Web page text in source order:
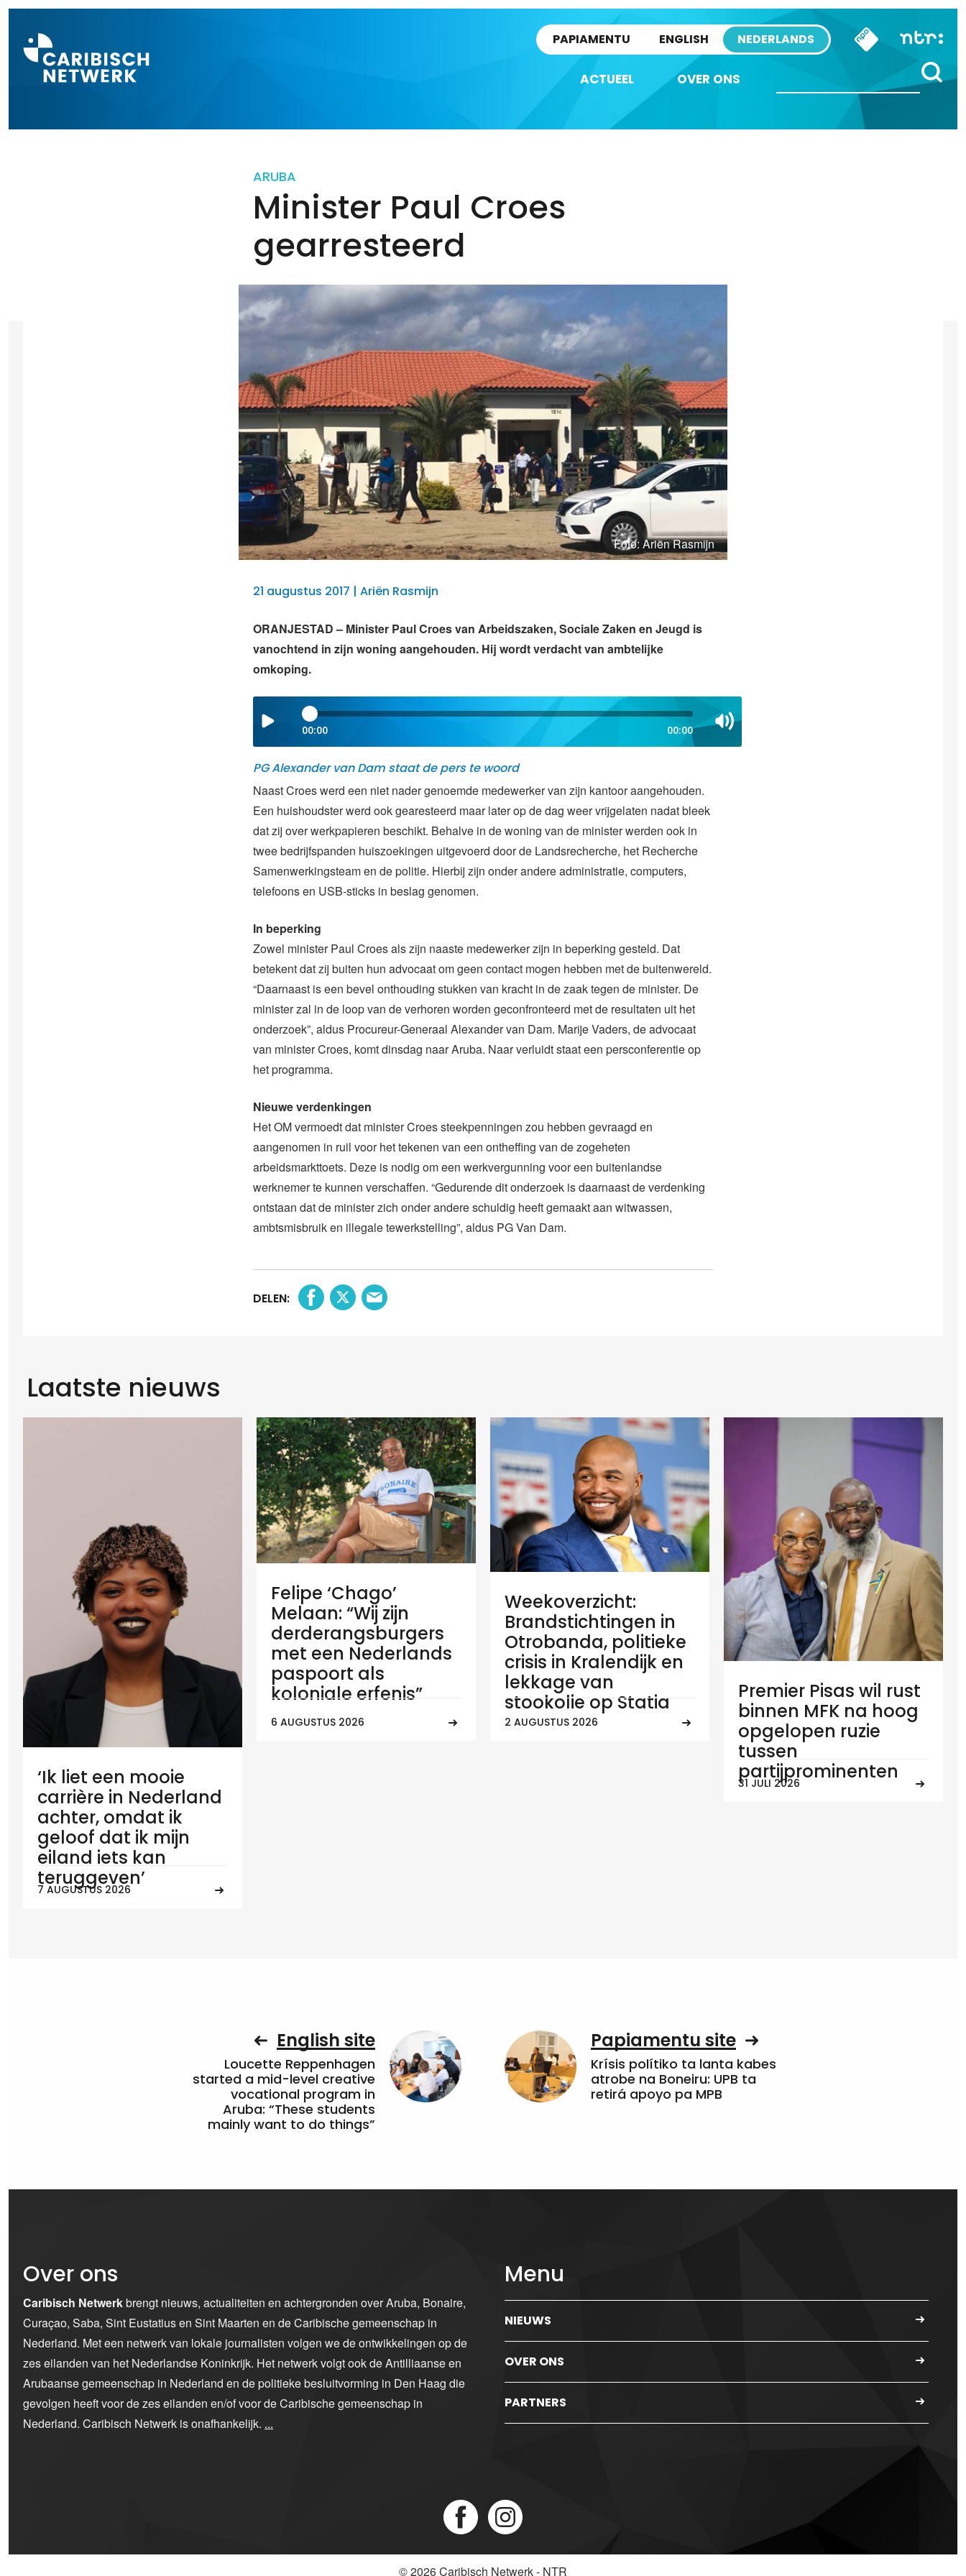
PAPIAMENTU ENGLISH NEDERLANDS
ACTUEEL OVER ONS
ARUBA
Minister Paul Croes
gearresteerd
Foto: Ariën Rasmijn
21 augustus 2017 | Ariën Rasmijn
ORANJESTAD – Minister Paul Croes van Arbeidszaken, Sociale Zaken en Jeugd is
vanochtend in zijn woning aangehouden. Hij wordt verdacht van ambtelijke
omkoping.
00:00 00:00
PG Alexander van Dam staat de pers te woord
Naast Croes werd een niet nader genoemde medewerker van zijn kantoor aangehouden.
Een huishoudster werd ook gearesteerd maar later op de dag weer vrijgelaten nadat bleek
dat zij over werkpapieren beschikt. Behalve in de woning van de minister werden ook in
twee bedrijfspanden huiszoekingen uitgevoerd door de Landsrecherche, het Recherche
Samenwerkingsteam en de politie. Hierbij zijn onder andere administratie, computers,
telefoons en USB-sticks in beslag genomen.
In beperking
Zowel minister Paul Croes als zijn naaste medewerker zijn in beperking gesteld. Dat
betekent dat zij buiten hun advocaat om geen contact mogen hebben met de buitenwereld.
“Daarnaast is een bevel onthouding stukken van kracht in de zaak tegen de minister. De
minister zal in de loop van de verhoren worden geconfronteerd met de resultaten uit het
onderzoek”, aldus Procureur-Generaal Alexander van Dam. Marije Vaders, de advocaat
van minister Croes, komt dinsdag naar Aruba. Naar verluidt staat een persconferentie op
het programma.
Nieuwe verdenkingen
Het OM vermoedt dat minister Croes steekpenningen zou hebben gevraagd en
aangenomen in ruil voor het tekenen van een ontheffing van de zogeheten
arbeidsmarkttoets. Deze is nodig om een werkvergunning voor een buitenlandse
werknemer te kunnen verschaffen. “Gedurende dit onderzoek is daarnaast de verdenking
ontstaan dat de minister zich onder andere schuldig heeft gemaakt aan witwassen,
ambtsmisbruik en illegale tewerkstelling”, aldus PG Van Dam.
DELEN:
Laatste nieuws
‘Ik liet een mooie
carrière in Nederland
achter, omdat ik
geloof dat ik mijn
eiland iets kan
teruggeven’
7 AUGUSTUS 2026
Felipe ‘Chago’
Melaan: “Wij zijn
derderangsburgers
met een Nederlands
paspoort als
koloniale erfenis”
6 AUGUSTUS 2026
Weekoverzicht:
Brandstichtingen in
Otrobanda, politieke
crisis in Kralendijk en
lekkage van
stookolie op Statia
2 AUGUSTUS 2026
Premier Pisas wil rust
binnen MFK na hoog
opgelopen ruzie
tussen
partijprominenten
31 JULI 2026
English site
Loucette Reppenhagen
started a mid-level creative
vocational program in
Aruba: “These students
mainly want to do things”
Papiamentu site
Krísis polítiko ta lanta kabes
atrobe na Boneiru: UPB ta
retirá apoyo pa MPB
Over ons
Caribisch Netwerkbrengt nieuws, actualiteiten en achtergronden over Aruba, Bonaire,
Curaçao, Saba, Sint Eustatius en Sint Maarten en de Caribische gemeenschap in
Nederland. Met een netwerk van lokale journalisten volgen we de ontwikkelingen op de
zes eilanden van het Nederlandse Koninkrijk. Het netwerk volgt ook de Antilliaanse en
Arubaanse gemeenschap in Nederland en de politieke besluitvorming in Den Haag die
gevolgen heeft voor de zes eilanden en/of voor de Caribische gemeenschap in
Nederland. Caribisch Netwerk is onafhankelijk. ...
Menu
NIEUWS
OVER ONS
PARTNERS
© 2026Caribisch Netwerk - NTR